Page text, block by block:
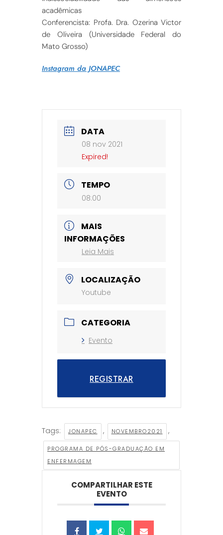
acadêmicas
Conferencista: Profa. Dra. Ozerina Victor
de Oliveira (Universidade Federal do
Mato Grosso)
Instagram da JONAPEC
DATA
08 nov 2021
Expired!
TEMPO
08:00
MAIS
INFORMAÇÕES
Leia Mais
LOCALIZAÇÃO
Youtube
CATEGORIA
Evento
REGISTRAR
Tags: JONAPEC , NOVEMBRO2021 ,
PROGRAMA DE PÓS-GRADUAÇÃO EM
ENFERMAGEM
COMPARTILHAR ESTE
EVENTO